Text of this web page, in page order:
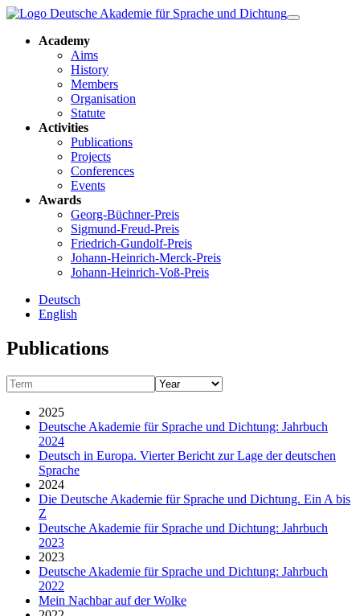
Academy
Aims
History
Members
Organisation
Statute
Activities
Publications
Projects
Conferences
Events
Awards
Georg-Büchner-Preis
Sigmund-Freud-Preis
Friedrich-Gundolf-Preis
Johann-Heinrich-Merck-Preis
Johann-Heinrich-Voß-Preis
Deutsch
English
Publications
2025
Deutsche Akademie für Sprache und Dichtung: Jahrbuch
2024
Deutsch in Europa. Vierter Bericht zur Lage der deutschen
Sprache
2024
Die Deutsche Akademie für Sprache und Dichtung. Ein A bis
Z
Deutsche Akademie für Sprache und Dichtung: Jahrbuch
2023
2023
Deutsche Akademie für Sprache und Dichtung: Jahrbuch
2022
Mein Nachbar auf der Wolke